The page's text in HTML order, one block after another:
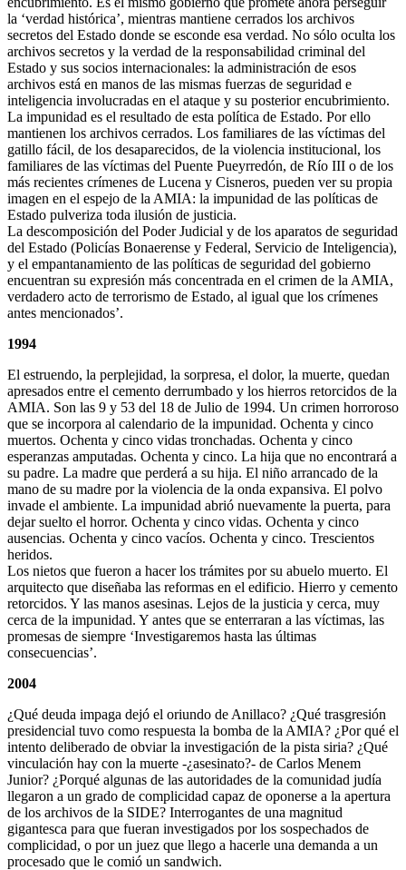
la ‘verdad histórica’, mientras mantiene cerrados los archivos
secretos del Estado donde se esconde esa verdad. No sólo oculta los
archivos secretos y la verdad de la responsabilidad criminal del
Estado y sus socios internacionales: la administración de esos
archivos está en manos de las mismas fuerzas de seguridad e
inteligencia involucradas en el ataque y su posterior encubrimiento.
La impunidad es el resultado de esta política de Estado. Por ello
mantienen los archivos cerrados. Los familiares de las víctimas del
gatillo fácil, de los desaparecidos, de la violencia institucional, los
familiares de las víctimas del Puente Pueyrredón, de Río III o de los
más recientes crímenes de Lucena y Cisneros, pueden ver su propia
imagen en el espejo de la AMIA: la impunidad de las políticas de
Estado pulveriza toda ilusión de justicia.
La descomposición del Poder Judicial y de los aparatos de seguridad
del Estado (Policías Bonaerense y Federal, Servicio de Inteligencia),
y el empantanamiento de las políticas de seguridad del gobierno
encuentran su expresión más concentrada en el crimen de la AMIA,
verdadero acto de terrorismo de Estado, al igual que los crímenes
antes mencionados’.
1994
El estruendo, la perplejidad, la sorpresa, el dolor, la muerte, quedan
apresados entre el cemento derrumbado y los hierros retorcidos de la
AMIA. Son las 9 y 53 del 18 de Julio de 1994. Un crimen horroroso
que se incorpora al calendario de la impunidad. Ochenta y cinco
muertos. Ochenta y cinco vidas tronchadas. Ochenta y cinco
esperanzas amputadas. Ochenta y cinco. La hija que no encontrará a
su padre. La madre que perderá a su hija. El niño arrancado de la
mano de su madre por la violencia de la onda expansiva. El polvo
invade el ambiente. La impunidad abrió nuevamente la puerta, para
dejar suelto el horror. Ochenta y cinco vidas. Ochenta y cinco
ausencias. Ochenta y cinco vacíos. Ochenta y cinco. Trescientos
heridos.
Los nietos que fueron a hacer los trámites por su abuelo muerto. El
arquitecto que diseñaba las reformas en el edificio. Hierro y cemento
retorcidos. Y las manos asesinas. Lejos de la justicia y cerca, muy
cerca de la impunidad. Y antes que se enterraran a las víctimas, las
promesas de siempre ‘Investigaremos hasta las últimas
consecuencias’.
2004
¿Qué deuda impaga dejó el oriundo de Anillaco? ¿Qué trasgresión
presidencial tuvo como respuesta la bomba de la AMIA? ¿Por qué el
intento deliberado de obviar la investigación de la pista siria? ¿Qué
vinculación hay con la muerte -¿asesinato?- de Carlos Menem
Junior? ¿Porqué algunas de las autoridades de la comunidad judía
llegaron a un grado de complicidad capaz de oponerse a la apertura
de los archivos de la SIDE? Interrogantes de una magnitud
gigantesca para que fueran investigados por los sospechados de
complicidad, o por un juez que llego a hacerle una demanda a un
procesado que le comió un sandwich.